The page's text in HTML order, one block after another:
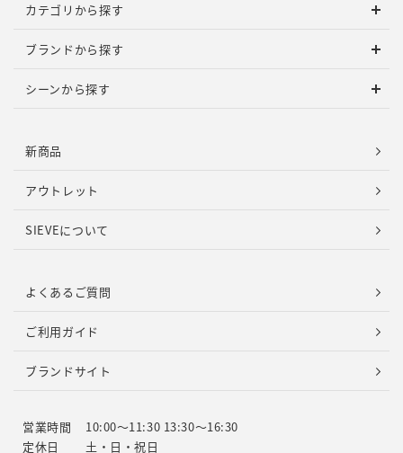
カテゴリから探す
ブランドから探す
シーンから探す
新商品
アウトレット
SIEVEについて
よくあるご質問
ご利用ガイド
ブランドサイト
営業時間
10:00～11:30 13:30～16:30
定休日
土・日・祝日